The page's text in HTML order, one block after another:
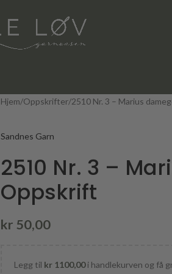
Hjem Oppskrifter 2510 Nr. 3 – Marius
Sandnes Garn
2510 Nr. 3 –
Oppskrift
kr 50,00
Legg til kr1100,00i handlekurven og få